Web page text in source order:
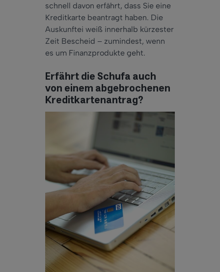
schnell davon erfährt, dass Sie eine
Kreditkarte beantragt haben. Die
Auskunftei weiß innerhalb kürzester
Zeit Bescheid – zumindest, wenn
es um Finanzprodukte geht.
Erfährt die Schufa auch
von einem abgebrochenen
Kreditkartenantrag?